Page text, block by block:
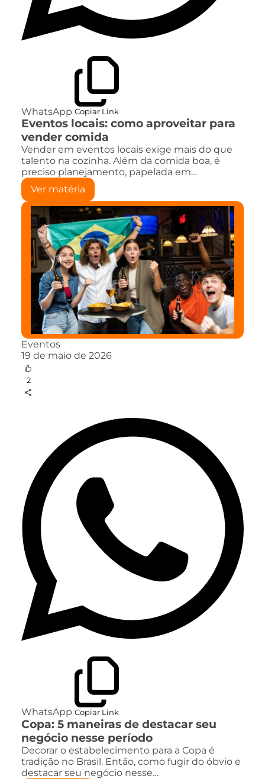
WhatsApp Copiar Link
Eventos locais: como aproveitar para
vender comida
Vender em eventos locais exige mais do que
talento na cozinha. Além da comida boa, é
preciso planejamento, papelada em…
Ver matéria
Eventos
19 de maio de 2026
2
WhatsApp Copiar Link
Copa: 5 maneiras de destacar seu
negócio nesse período
Decorar o estabelecimento para a Copa é
tradição no Brasil. Então, como fugir do óbvio e
destacar seu negócio nesse…